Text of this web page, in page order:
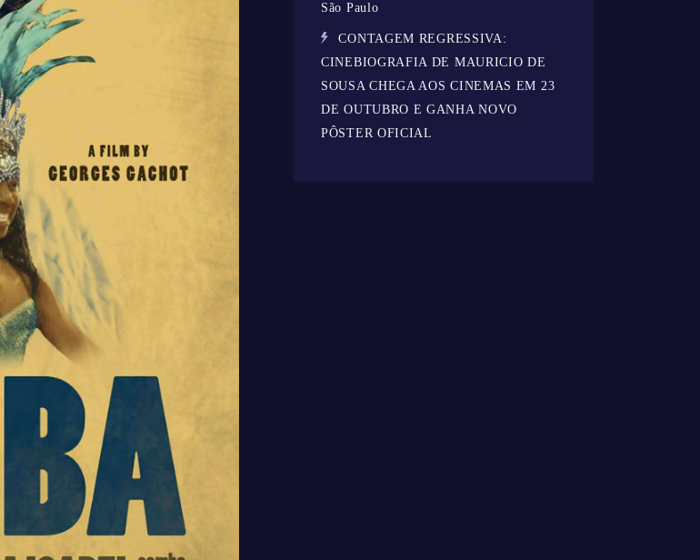
São Paulo
CONTAGEM REGRESSIVA:
CINEBIOGRAFIA DE MAURICIO DE
SOUSA CHEGA AOS CINEMAS EM 23
DE OUTUBRO E GANHA NOVO
PÔSTER OFICIAL